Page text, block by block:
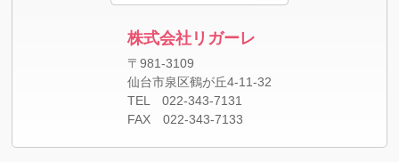
株式会社リガーレ
〒981-3109
仙台市泉区鶴が丘4-11-32
TEL 022-343-7131
FAX 022-343-7133